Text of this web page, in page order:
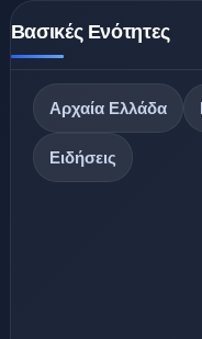
Βασικές Ενότητες
Αρχαία Ελλάδα
Ειδήσεις